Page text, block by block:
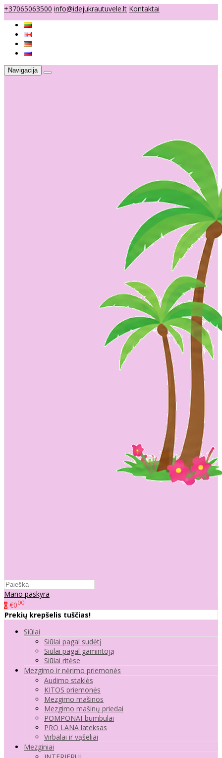
+37065063500 info@idejukrautuvele.lt Kontaktai
Navigacija
Mano paskyra
0 €000
Prekių krepšelis tuščias!
Siūlai
Siūlai pagal sudėtį
Siūlai pagal gamintoją
Siūlai ritėse
Mezgimo ir nėrimo priemonės
Audimo staklės
KITOS priemonės
Mezgimo mašinos
Mezgimo mašinų priedai
POMPONAI-bumbulai
PRO LANA lateksas
Virbalai ir vąšeliai
Mezginiai